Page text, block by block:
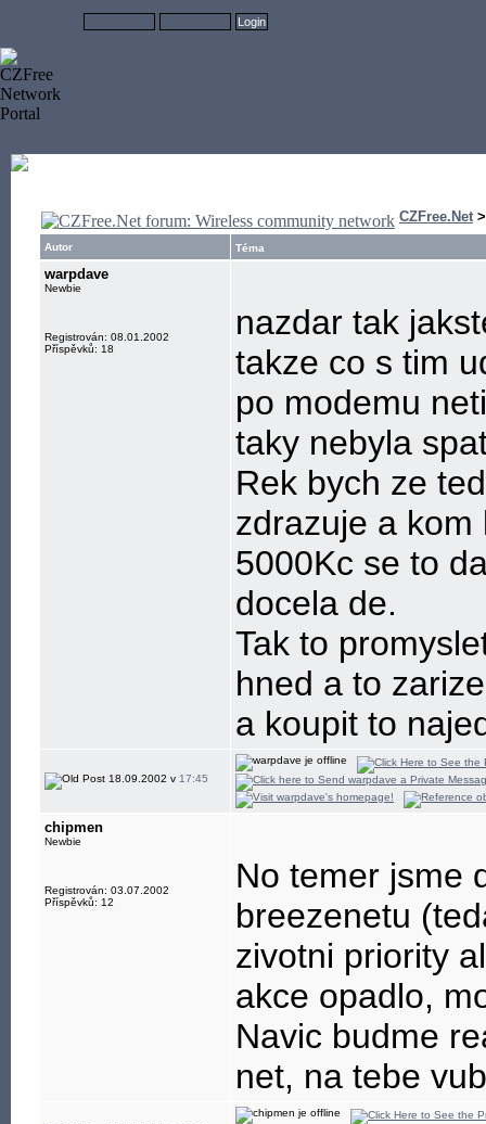
CZFree.Net
Autor Téma
warpdave
Newbie
Registrován: 08.01.2002
Příspěvků: 18
nazdar tak
takze co s tim
po modemu
taky nebyla
Rek bych ze
zdrazuje a
5000Kc se to
docela de.
Tak to
hned a to
a koupit to
18.09.2002 v 17:45
chipmen
Newbie
Registrován: 03.07.2002
Příspěvků: 12
No temer jsme
breezenetu
zivotni priority
akce opadlo,
Navic budme
net, na tebe